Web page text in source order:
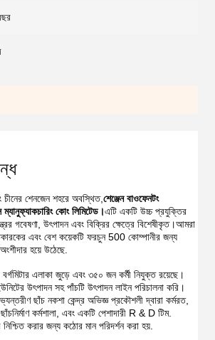
চীনের শেনজেন শহরে অবস্থিত,শেঞ্জেন বাওফেনটং
কোং লিমিটেড।এটি একটি উচ্চ প্রযুক্তির
গবেষণা, উৎপাদন এবং বিক্রির ক্ষেত্রে বিশেষীকৃত।আমরা
এবং বেশ কয়েকটি ফরচুন 500 কোম্পানীর জন্য
হয়ে উঠেছে.
এলাকা জুড়ে এবং ৩৫০ জন কর্মী নিযুক্ত রয়েছে।
উৎপাদন সহ পাঁচটি উৎপাদন লাইন পরিচালনা করি।
ছাঁচ নকশা কেন্দ্র অভিজ্ঞ প্রকৌশলী দ্বারা কর্মরত,
কর্মশালা, এবং একটি পেশাদারী R & D টিম.
করার জন্য কঠোর মান পরিদর্শন করা হয়.